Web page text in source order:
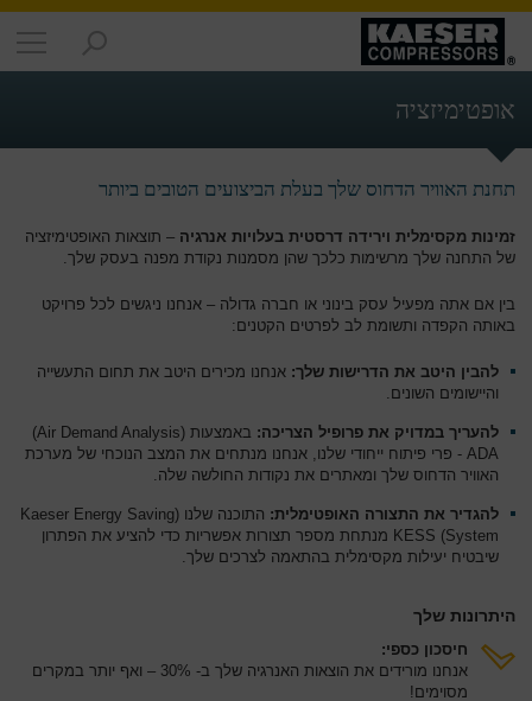
מוצרים
סקירה
כללית
פתרונות
סקירה
כללית
שירותים
סקירה
כללית
החברה
כללית
אופטימיזציה
תחנת האוויר הדחוס שלך בעלת הביצועים הטובים ביותר
זמינות מקסימלית וירידה דרסטית בעלויות אנרגיה – תוצאות האופטימיזציה
של התחנה שלך מרשימות כלכך שהן מסמנות נקודת מפנה בעסק שלך.
בין אם אתה מפעיל עסק בינוני או חברה גדולה – אנחנו ניגשים לכל פרויקט
באותה הקפדה ותשומת לב לפרטים הקטנים:
להבין היטב את הדרישות שלך: אנחנו מכירים היטב את תחום התעשייה
והיישומים השונים.
להעריך במדויק את פרופיל הצריכה:
באמצעות (Air Demand Analysis)
ADA - פרי פיתוח ייחודי שלנו, אנחנו מנתחים את המצב הנוכחי של מערכת
האוויר הדחוס שלך ומאתרים את נקודות החולשה שלה.
להגדיר את התצורה האופטימלית:
התוכנה שלנו (Kaeser Energy Saving
System) KESS מנתחת מספר תצורות אפשריות כדי להציע את הפתרון
שיבטיח יעילות מקסימלית בהתאמה לצרכים שלך.
היתרונות שלך
חיסכון כספי:
אנחנו מורידים את הוצאות האנרגיה שלך ב- 30% – ואף יותר במקרים
מסוימים!